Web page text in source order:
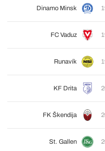
Dinamo Minsk
FC Vaduz
Runavík
KF Drita
FK Škendija
St. Gallen